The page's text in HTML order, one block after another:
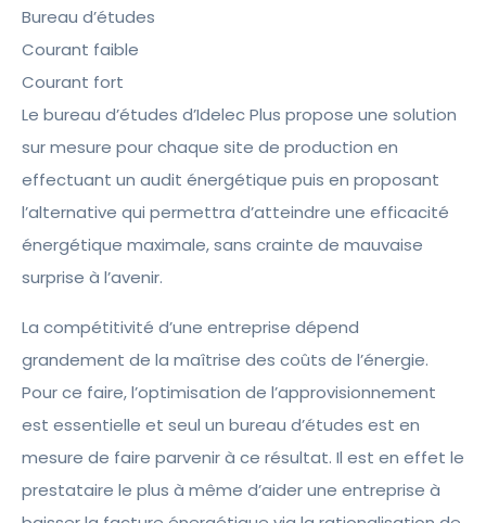
Bureau d’études
Courant faible
Courant fort
Le bureau d’études d’Idelec Plus propose une solution
sur mesure pour chaque site de production en
effectuant un audit énergétique puis en proposant
l’alternative qui permettra d’atteindre une efficacité
énergétique maximale, sans crainte de mauvaise
surprise à l’avenir.
La compétitivité d’une entreprise dépend
grandement de la maîtrise des coûts de l’énergie.
Pour ce faire, l’optimisation de l’approvisionnement
est essentielle et seul un bureau d’études est en
mesure de faire parvenir à ce résultat. Il est en effet le
prestataire le plus à même d’aider une entreprise à